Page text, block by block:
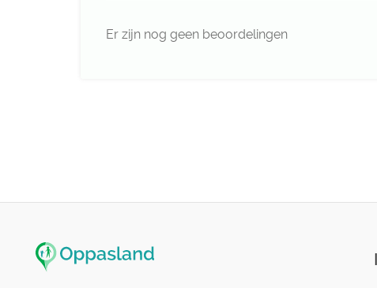
Er zijn nog geen beoordelingen